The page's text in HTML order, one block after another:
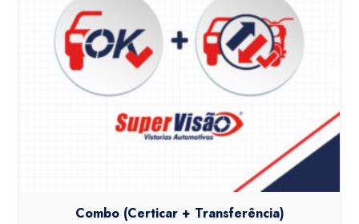
Combo (Certicar + Transferência)